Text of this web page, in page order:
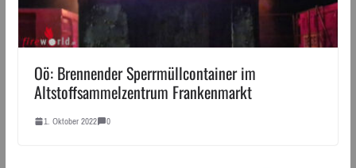
Oö: Brennender Sperrmüllcontainer im
Altstoffsammelzentrum Frankenmarkt
1. Oktober 2022 0